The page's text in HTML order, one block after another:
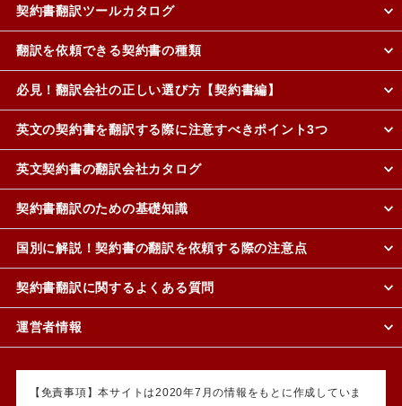
契約書翻訳ツールカタログ
翻訳を依頼できる契約書の種類
必見！翻訳会社の正しい選び方【契約書編】
英文の契約書を翻訳する際に注意すべきポイント3つ
英文契約書の翻訳会社カタログ
契約書翻訳のための基礎知識
国別に解説！契約書の翻訳を依頼する際の注意点
契約書翻訳に関するよくある質問
運営者情報
【免責事項】本サイトは2020年7月の情報をもとに作成していま